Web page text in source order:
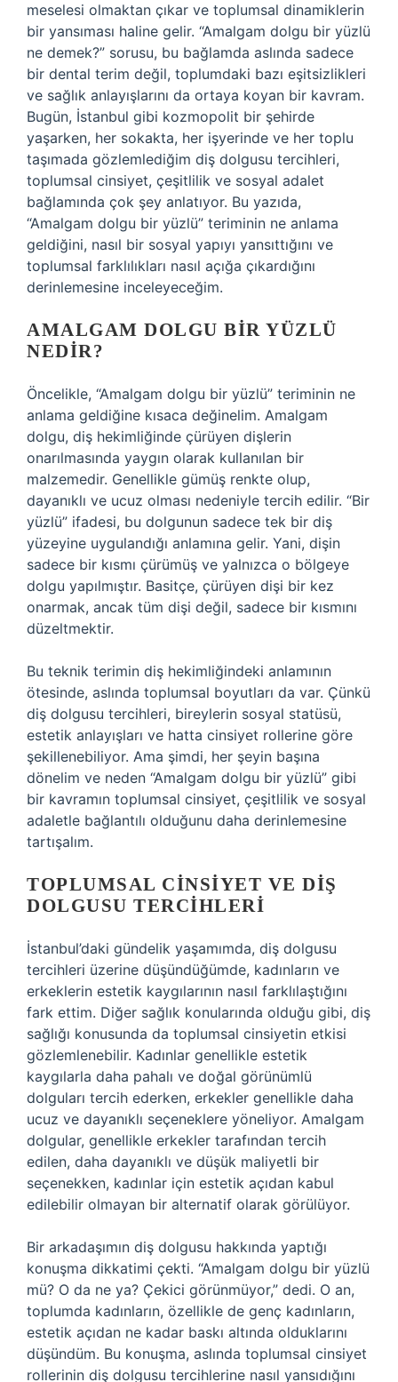
meselesi olmaktan çıkar ve toplumsal dinamiklerin
bir yansıması haline gelir. “Amalgam dolgu bir yüzlü
ne demek?” sorusu, bu bağlamda aslında sadece
bir dental terim değil, toplumdaki bazı eşitsizlikleri
ve sağlık anlayışlarını da ortaya koyan bir kavram.
Bugün, İstanbul gibi kozmopolit bir şehirde
yaşarken, her sokakta, her işyerinde ve her toplu
taşımada gözlemlediğim diş dolgusu tercihleri,
toplumsal cinsiyet, çeşitlilik ve sosyal adalet
bağlamında çok şey anlatıyor. Bu yazıda,
“Amalgam dolgu bir yüzlü” teriminin ne anlama
geldiğini, nasıl bir sosyal yapıyı yansıttığını ve
toplumsal farklılıkları nasıl açığa çıkardığını
derinlemesine inceleyeceğim.
AMALGAM DOLGU BIR YÜZLÜ
NEDIR?
Öncelikle, “Amalgam dolgu bir yüzlü” teriminin ne
anlama geldiğine kısaca değinelim. Amalgam
dolgu, diş hekimliğinde çürüyen dişlerin
onarılmasında yaygın olarak kullanılan bir
malzemedir. Genellikle gümüş renkte olup,
dayanıklı ve ucuz olması nedeniyle tercih edilir. “Bir
yüzlü” ifadesi, bu dolgunun sadece tek bir diş
yüzeyine uygulandığı anlamına gelir. Yani, dişin
sadece bir kısmı çürümüş ve yalnızca o bölgeye
dolgu yapılmıştır. Basitçe, çürüyen dişi bir kez
onarmak, ancak tüm dişi değil, sadece bir kısmını
düzeltmektir.
Bu teknik terimin diş hekimliğindeki anlamının
ötesinde, aslında toplumsal boyutları da var. Çünkü
diş dolgusu tercihleri, bireylerin sosyal statüsü,
estetik anlayışları ve hatta cinsiyet rollerine göre
şekillenebiliyor. Ama şimdi, her şeyin başına
dönelim ve neden “Amalgam dolgu bir yüzlü” gibi
bir kavramın toplumsal cinsiyet, çeşitlilik ve sosyal
adaletle bağlantılı olduğunu daha derinlemesine
tartışalım.
TOPLUMSAL CINSIYET VE DIŞ
DOLGUSU TERCIHLERI
İstanbul’daki gündelik yaşamımda, diş dolgusu
tercihleri üzerine düşündüğümde, kadınların ve
erkeklerin estetik kaygılarının nasıl farklılaştığını
fark ettim. Diğer sağlık konularında olduğu gibi, diş
sağlığı konusunda da toplumsal cinsiyetin etkisi
gözlemlenebilir. Kadınlar genellikle estetik
kaygılarla daha pahalı ve doğal görünümlü
dolguları tercih ederken, erkekler genellikle daha
ucuz ve dayanıklı seçeneklere yöneliyor. Amalgam
dolgular, genellikle erkekler tarafından tercih
edilen, daha dayanıklı ve düşük maliyetli bir
seçenekken, kadınlar için estetik açıdan kabul
edilebilir olmayan bir alternatif olarak görülüyor.
Bir arkadaşımın diş dolgusu hakkında yaptığı
konuşma dikkatimi çekti. “Amalgam dolgu bir yüzlü
mü? O da ne ya? Çekici görünmüyor,” dedi. O an,
toplumda kadınların, özellikle de genç kadınların,
estetik açıdan ne kadar baskı altında olduklarını
düşündüm. Bu konuşma, aslında toplumsal cinsiyet
rollerinin diş dolgusu tercihlerine nasıl yansıdığını